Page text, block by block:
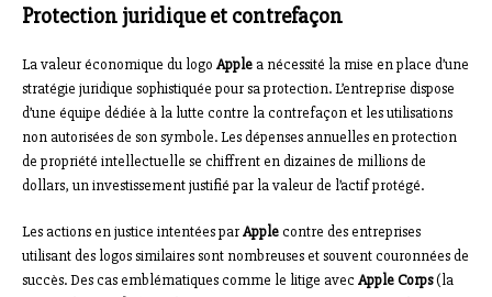
Protection juridique et contrefaçon
La valeur économique du logo Applea nécessité la mise en place d’une
stratégie juridique sophistiquée pour sa protection. L’entreprise dispose
d’une équipe dédiée à la lutte contre la contrefaçon et les utilisations
non autorisées de son symbole. Les dépenses annuelles en protection
de propriété intellectuelle se chiffrent en dizaines de millions de
dollars, un investissement justifié par la valeur de l’actif protégé.
Les actions en justice intentées parApplecontre des entreprises
utilisant des logos similaires sont nombreuses et souvent couronnées de
succès. Des cas emblématiques comme le litige avec Apple Corps(la